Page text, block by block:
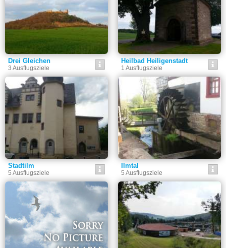
Drei Gleichen
3 Ausflugsziele
Heilbad Heiligenstadt
1 Ausflugsziele
Stadtilm
5 Ausflugsziele
Ilmtal
5 Ausflugsziele